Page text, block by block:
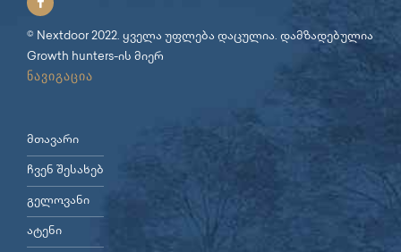
© Nextdoor 2022. ყველა უფლება დაცულია. დამზადებულია
Growth hunters-ის მიერ
ნავიგაცია
მთავარი
ჩვენ შესახებ
გელოვანი
ატენი